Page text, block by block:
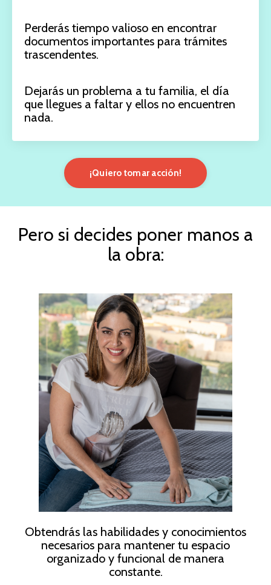
Perderás tiempo valioso en encontrar
documentos importantes para trámites
trascendentes.
Dejarás un problema a tu familia, el día
que llegues a faltar y ellos no encuentren
nada.
¡Quiero tomar acción!
Pero si decides poner manos a
la obra:
Obtendrás las habilidades y conocimientos
necesarios para mantener tu espacio
organizado y funcional de manera
constante.